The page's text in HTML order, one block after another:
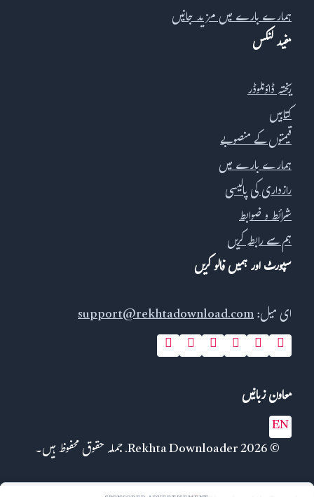
ہمارے بارے میں مزید جانیں
مفید لنکس
ریختہ ڈاؤنلوڈر
کتابیں
قیمتوں کے منصوبے
ہمارے بارے میں
رازداری کی پالیسی
شرائط و ضوابط
ہم سے رابطہ کریں
سپورٹ اور ہمیں فالو کریں
ای میل:support@rekhtadownload.com
معاون زبانیں
EN
© 2026 Rekhta Downloader. جملہ حقوق محفوظ ہیں۔